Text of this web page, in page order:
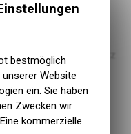
Carbon
Sattelrohr, Sitz
das Megamo Reason
bestmöglich
Website
ein. Sie haben
Zwecken wir
kommerzielle